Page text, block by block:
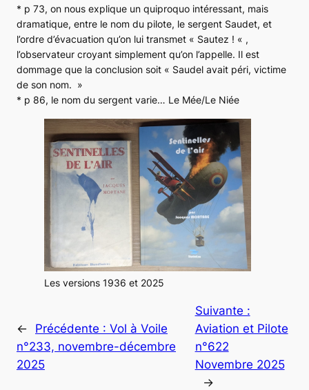
* p 73, on nous explique un quiproquo intéressant, mais
dramatique, entre le nom du pilote, le sergent Saudet, et
l’ordre d’évacuation qu’on lui transmet « Sautez ! « ,
l’observateur croyant simplement qu’on l’appelle. Il est
dommage que la conclusion soit « Saudel avait péri, victime
de son nom. »
* p 86, le nom du sergent varie… Le Mée/Le Niée
Les versions 1936 et 2025
← Précédente : Vol à Voile
n°233, novembre-décembre
2025
Suivante :
Aviation et Pilote
n°622
Novembre 2025
→